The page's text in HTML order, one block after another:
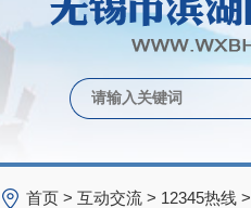
首页 > 互动交流 > 12345热线 >